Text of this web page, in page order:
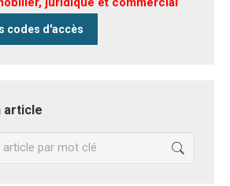
codes d'accès
article